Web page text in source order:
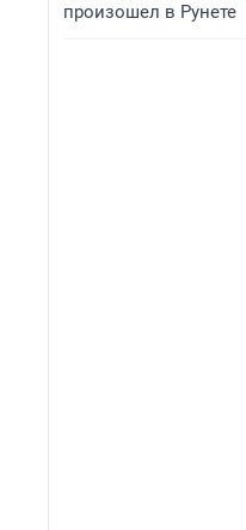
произошел в Рунете